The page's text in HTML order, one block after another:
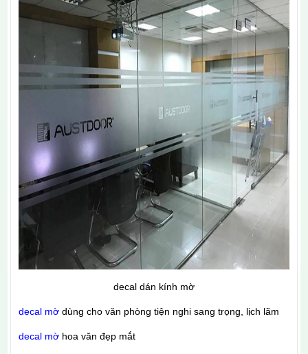
decal dán kính mờ
decal mờdùng cho văn phòng tiện nghi sang trọng, lịch lãm
decal mờhoa văn đẹp mắt